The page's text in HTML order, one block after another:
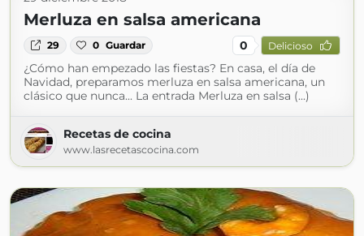
Merluza en salsa americana
29 0 Guardar 0 Delicioso
¿Cómo han empezado las fiestas? En casa, el día de
Navidad, preparamos merluza en salsa americana, un
clásico que nunca... La entrada Merluza en salsa (...)
Recetas de cocina
www.lasrecetascocina.com